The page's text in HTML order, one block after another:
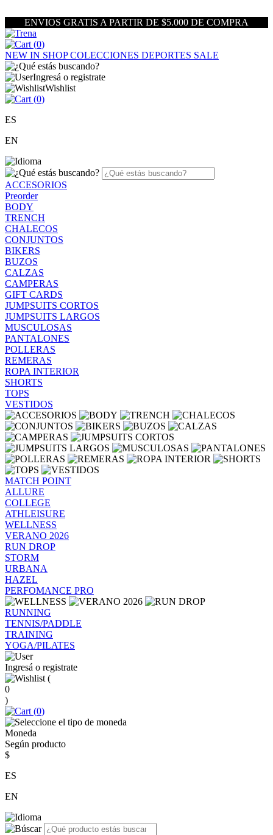
ENVIOS GRATIS A PARTIR DE $5.000 DE COMPRA
(0)
NEW IN SHOPCOLECCIONES DEPORTES SALE
Ingresá o registrate
Wishlist
(0)
ES
EN
ACCESORIOS
Preorder
BODY
TRENCH
CHALECOS
CONJUNTOS
BIKERS
BUZOS
CALZAS
CAMPERAS
GIFT CARDS
JUMPSUITS CORTOS
JUMPSUITS LARGOS
MUSCULOSAS
PANTALONES
POLLERAS
REMERAS
ROPA INTERIOR
SHORTS
TOPS
VESTIDOS
MATCH POINT
ALLURE
COLLEGE
ATHLEISURE
WELLNESS
VERANO 2026
RUN DROP
STORM
URBANA
HAZEL
PERFOMANCE PRO
RUNNING
TENNIS/PADDLE
TRAINING
YOGA/PILATES
Ingresá o registrate
(
0
)
(0)
Moneda
Según producto
$
ES
EN